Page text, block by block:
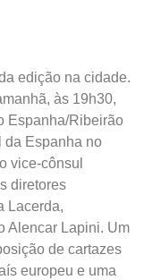
edição na cidade.
às 19h30,
Espanha/Ribeirão
da Espanha no
vice-cônsul
diretores
Lacerda,
Alencar Lapini. Um
de cartazes
europeu e uma